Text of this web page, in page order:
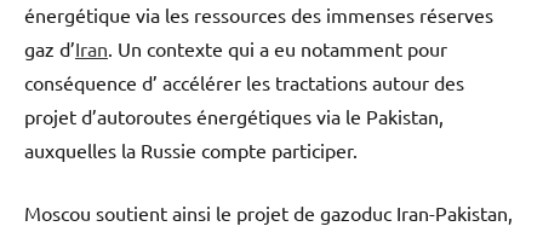
énergétique via les ressources des immenses réserves
gaz d’Iran . Un contexte qui a eu notamment pour
conséquence d’ accélérer les tractations autour des
projet d’autoroutes énergétiques via le Pakistan,
auxquelles la Russie compte participer.
Moscou soutient ainsi le projet de gazoduc Iran-Pakistan,